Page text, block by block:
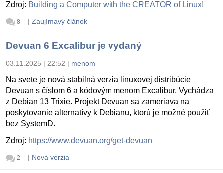
Zdroj: Building a Computer with the CREATOR of Linux!
8 | Zaujímavý článok
Devuan 6 Excalibur je vydaný
03.11.2025 | 22:52 | menom
Na svete je nová stabilná verzia linuxovej distribúcie
Devuan s číslom 6 a kódovým menom Excalibur. Vychádza
z Debian 13 Trixie. Projekt Devuan sa zameriava na
poskytovanie alternatívy k Debianu, ktorú je možné použiť
bez SystemD.
Zdroj: https://www.devuan.org/get-devuan
2 | Nová verzia